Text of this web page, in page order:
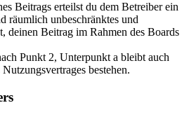
Beitrags erteilst du dem Betreiber ein
räumlich unbeschränktes und
deinen Beitrag im Rahmen des Boards
Punkt 2, Unterpunkt a bleibt auch
bestehen.